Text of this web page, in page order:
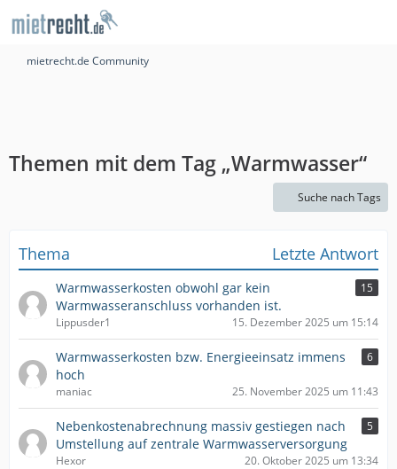
mietrecht.de Community
Themen mit dem Tag „Warmwasser“
Suche nach Tags
Thema Letzte Antwort
Warmwasserkosten obwohl gar kein
Warmwasseranschluss vorhanden ist.
15
Lippusder1 15. Dezember 2025 um 15:14
Warmwasserkosten bzw. Energieeinsatz immens
hoch
6
maniac 25. November 2025 um 11:43
Nebenkostenabrechnung massiv gestiegen nach
Umstellung auf zentrale Warmwasserversorgung
5
Hexor 20. Oktober 2025 um 13:34